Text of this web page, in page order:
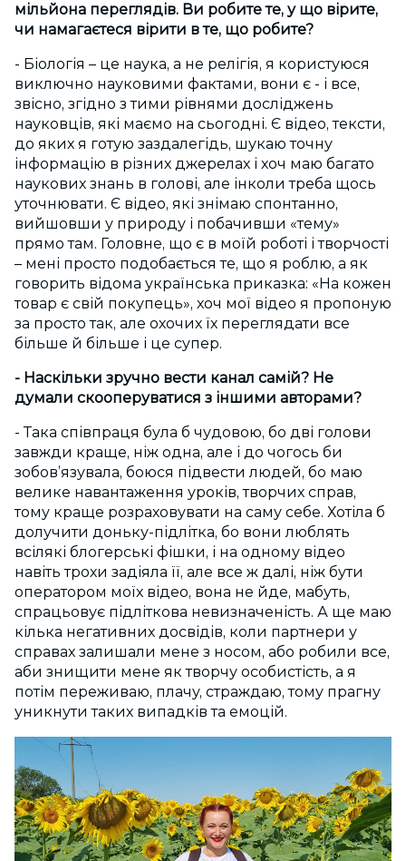
мільйона переглядів. Ви робите те, у що вірите,
чи намагаєтеся вірити в те, що робите?
- Біологія – це наука, а не релігія, я користуюся
виключно науковими фактами, вони є - і все,
звісно, згідно з тими рівнями досліджень
науковців, які маємо на сьогодні. Є відео, тексти,
до яких я готую заздалегідь, шукаю точну
інформацію в різних джерелах і хоч маю багато
наукових знань в голові, але інколи треба щось
уточнювати. Є відео, які знімаю спонтанно,
вийшовши у природу і побачивши «тему»
прямо там. Головне, що є в моїй роботі і творчості
– мені просто подобається те, що я роблю, а як
говорить відома українська приказка: «На кожен
товар є свій покупець», хоч мої відео я пропоную
за просто так, але охочих їх переглядати все
більше й більше і це супер.
- Наскільки зручно вести канал самій? Не
думали скооперуватися з іншими авторами?
- Така співпраця була б чудовою, бо дві голови
завжди краще, ніж одна, але і до чогось би
зобов’язувала, боюся підвести людей, бо маю
велике навантаження уроків, творчих справ,
тому краще розраховувати на саму себе. Хотіла б
долучити доньку-підлітка, бо вони люблять
всілякі блогерські фішки, і на одному відео
навіть трохи задіяла її, але все ж далі, ніж бути
оператором моїх відео, вона не йде, мабуть,
спрацьовує підліткова невизначеність. А ще маю
кілька негативних досвідів, коли партнери у
справах залишали мене з носом, або робили все,
аби знищити мене як творчу особистість, а я
потім переживаю, плачу, страждаю, тому прагну
уникнути таких випадків та емоцій.